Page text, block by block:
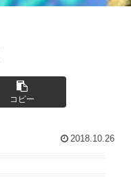
コピー
2018.10.26